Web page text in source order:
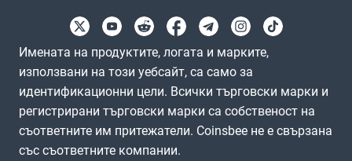
Имената на продуктите, логата и марките,
използвани на този уебсайт, са само за
идентификационни цели. Всички търговски марки и
регистрирани търговски марки са собственост на
съответните им притежатели. Coinsbee не е свързана
със съответните компании.